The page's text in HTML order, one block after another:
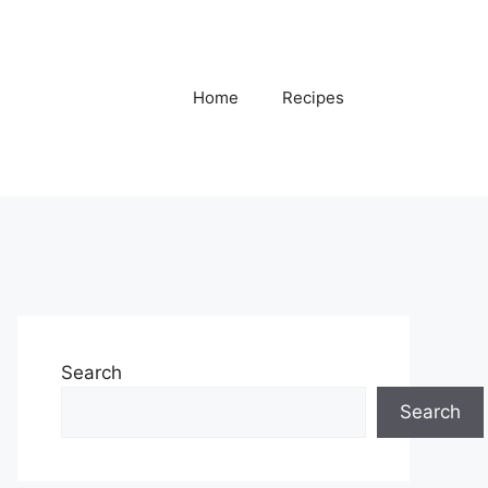
Home Recipes
Search
Search